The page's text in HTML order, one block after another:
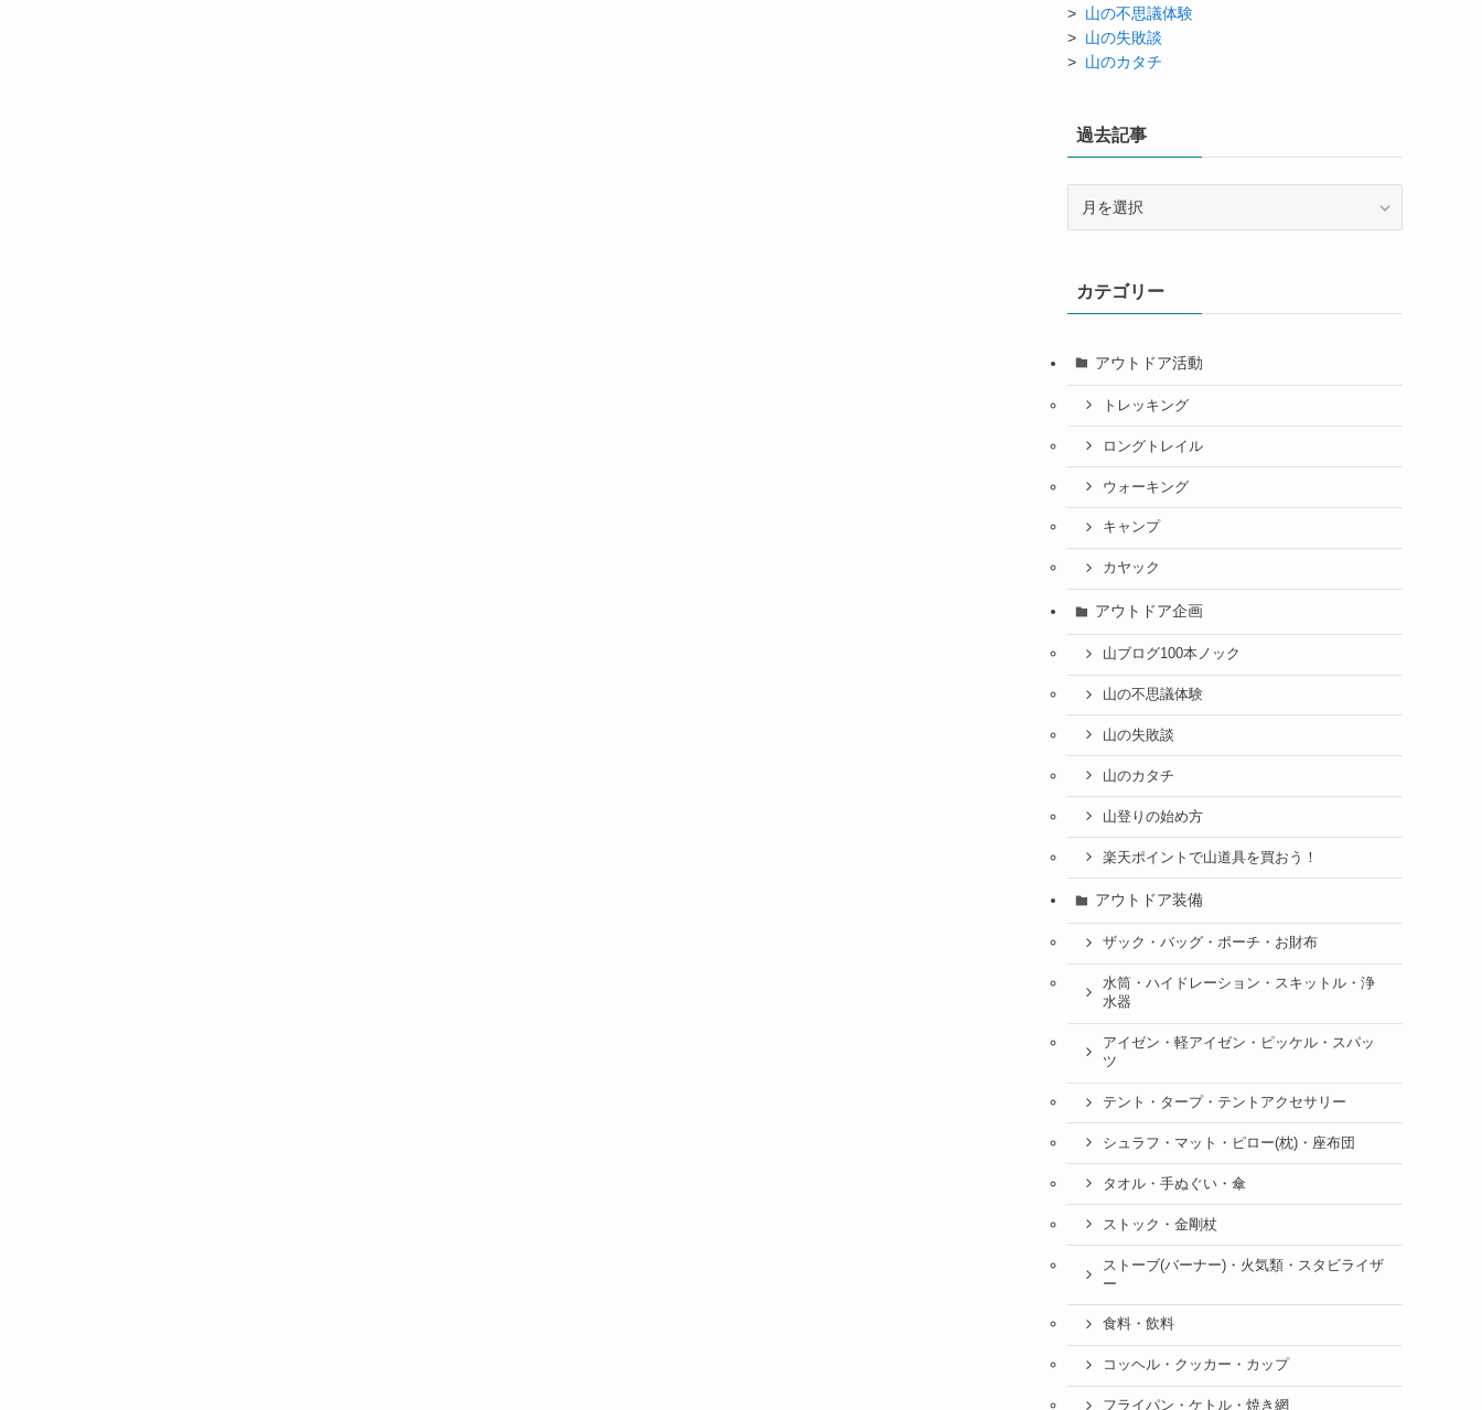
> 山の不思議体験
> 山の失敗談
> 山のカタチ
過去記事
カテゴリー
アウトドア活動
トレッキング
ロングトレイル
ウォーキング
キャンプ
カヤック
アウトドア企画
山ブログ100本ノック
山の不思議体験
山の失敗談
山のカタチ
山登りの始め方
楽天ポイントで山道具を買おう！
アウトドア装備
ザック・バッグ・ポーチ・お財布
水筒・ハイドレーション・スキットル・浄
水器
アイゼン・軽アイゼン・ピッケル・スパッ
ツ
テント・タープ・テントアクセサリー
シュラフ・マット・ピロー(枕)・座布団
タオル・手ぬぐい・傘
ストック・金剛杖
ストーブ(バーナー)・火気類・スタビライザ
ー
食料・飲料
コッヘル・クッカー・カップ
フライパン・ケトル・焼き網